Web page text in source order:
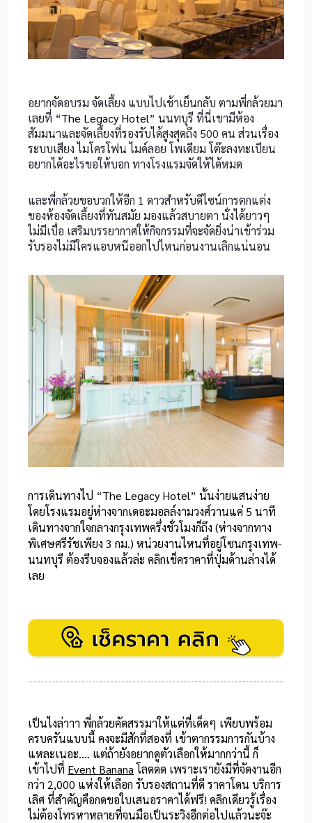
อยากจัดอบรม จัดเลี้ยง แบบไปเช้าเย็นกลับ ตามพี่กล้วยมา
เลยที่ “The Legacy Hotel” นนทบุรี ที่นี่เขามีห้อง
สัมมนาและจัดเลี้ยงที่รองรับได้สูงสุดถึง 500 คน ส่วนเรื่อง
ระบบเสียง ไมโครโฟน ไมค์ลอย โพเดียม โต๊ะลงทะเบียน
อยากได้อะไรขอให้บอก ทางโรงแรมจัดให้ได้หมด
และพี่กล้วยขอบวกให้อีก 1 ดาวสำหรับดีไซน์การตกแต่ง
ของห้องจัดเลี้ยงที่ทันสมัย มองแล้วสบายตา นั่งได้ยาวๆ
ไม่มีเบื่อ เสริมบรรยากาศให้กิจกรรมที่จะจัดยิ่งน่าเข้าร่วม
รับรองไม่มีใครแอบหนีออกไปไหนก่อนงานเลิกแน่นอน
การเดินทางไป “The Legacy Hotel” นั้นง่ายแสนง่าย
โดยโรงแรมอยู่ห่างจากเดอะมอลล์งามวงศ์วานแค่ 5 นาที
เดินทางจากใจกลางกรุงเทพครึ่งชั่วโมงก็ถึง (ห่างจากทาง
พิเศษศรีรัชเพียง 3 กม.) หน่วยงานไหนที่อยู่โซนกรุงเทพ-
นนทบุรี ต้องรีบจองแล้วล่ะ คลิกเช็คราคาที่ปุ่มด้านล่างได้
เลย
เป็นไงล่าาา พี่กล้วยคัดสรรมาให้แต่ที่เด็ดๆ เพียบพร้อม
ครบครันแบบนี้ คงจะมีสักที่สองที่ เข้าตากรรมการกันบ้าง
แหละเนอะ…. แต่ถ้ายังอยากดูตัวเลือกให้มากกว่านี้ ก็
เข้าไปที่ Event Bananaโลดดด เพราะเรายังมีที่จัดงานอีก
กว่า 2,000 แห่งให้เลือก รับรองสถานที่ดี ราคาโดน บริการ
เลิศ ที่สำคัญคือกดขอใบเสนอราคาได้ฟรี! คลิกเดียวรู้เรื่อง
ไม่ต้องโทรหาหลายที่จนมือเป็นระวิงอีกต่อไปแล้วนะจ๊ะ